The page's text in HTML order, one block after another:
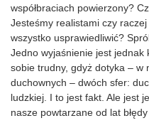
współbraciach powierzony?
Jesteśmy realistami czy
wszystko usprawiedliwić?
Jedno wyjaśnienie jest jednak
sobie trudny, gdyż dotyka – w
duchownych – dwóch sfer:
ludzkiej. I to jest fakt. Ale jest
nasze powtarzane od lat